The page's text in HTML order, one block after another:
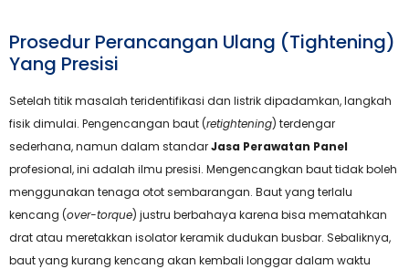
Prosedur Perancangan Ulang (Tightening)
Yang Presisi
Setelah titik masalah teridentifikasi dan listrik dipadamkan, langkah
fisik dimulai. Pengencangan baut (retightening) terdengar
sederhana, namun dalam standarJasa Perawatan Panel
profesional, ini adalah ilmu presisi. Mengencangkan baut tidak boleh
menggunakan tenaga otot sembarangan. Baut yang terlalu
kencang (over-torque) justru berbahaya karena bisa mematahkan
drat atau meretakkan isolator keramik dudukan busbar. Sebaliknya,
baut yang kurang kencang akan kembali longgar dalam waktu